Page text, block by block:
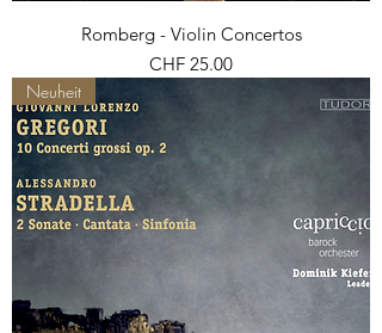
Romberg - Violin Concertos
Preis
CHF 25.00
Neuheit